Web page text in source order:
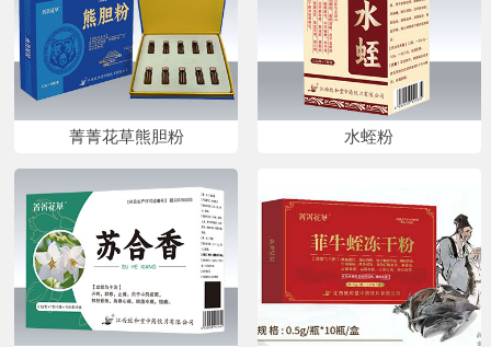
菁菁花草熊胆粉 水蛭粉